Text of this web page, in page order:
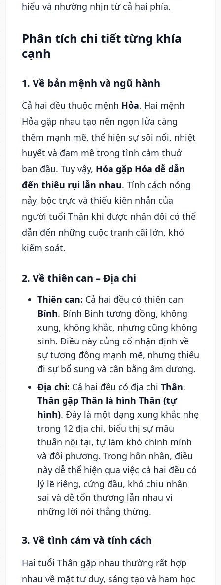
hiểu và nhường nhịn từ cả hai phía.
Phân tích chi tiết từng khía
cạnh
1. Về bản mệnh và ngũ hành
Cả hai đều thuộc mệnh Hỏa. Hai mệnh
Hỏa gặp nhau tạo nên ngọn lửa càng
thêm mạnh mẽ, thể hiện sự sôi nổi, nhiệt
huyết và đam mê trong tình cảm thuở
ban đầu. Tuy vậy, Hỏa gặp Hỏa dễ dẫn
đến thiêu rụi lẫn nhau. Tính cách nóng
nảy, bộc trực và thiếu kiên nhẫn của
người tuổi Thân khi được nhân đôi có thể
dẫn đến những cuộc tranh cãi lớn, khó
kiểm soát.
2. Về thiên can – Địa chi
Thiên can: Cả hai đều có thiên can
Bính. Bính Bính tương đồng, không
xung, không khắc, nhưng cũng không
sinh. Điều này củng cố nhận định về
sự tương đồng mạnh mẽ, nhưng thiếu
đi sự bổ sung và cân bằng âm dương.
Địa chi: Cả hai đều có địa chi Thân.
Thân gặp Thân là hình Thân (tự
hình). Đây là một dạng xung khắc nhẹ
trong 12 địa chi, biểu thị sự mâu
thuẫn nội tại, tự làm khó chính mình
và đối phương. Trong hôn nhân, điều
này dễ thể hiện qua việc cả hai đều có
lý lẽ riêng, cứng đầu, khó chịu nhận
sai và dễ tổn thương lẫn nhau vì
những lời nói thẳng thừng.
3. Về tình cảm và tính cách
Hai tuổi Thân gặp nhau thường rất hợp
nhau về mặt tư duy, sáng tạo và ham học